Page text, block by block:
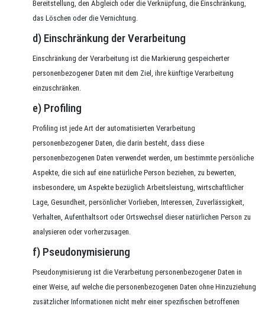
Bereitstellung, den Abgleich oder die Verknüpfung, die Einschränkung,
das Löschen oder die Vernichtung.
d) Einschränkung der Verarbeitung
Einschränkung der Verarbeitung ist die Markierung gespeicherter
personenbezogener Daten mit dem Ziel, ihre künftige Verarbeitung
einzuschränken.
e) Profiling
Profiling ist jede Art der automatisierten Verarbeitung
personenbezogener Daten, die darin besteht, dass diese
personenbezogenen Daten verwendet werden, um bestimmte persönliche
Aspekte, die sich auf eine natürliche Person beziehen, zu bewerten,
insbesondere, um Aspekte bezüglich Arbeitsleistung, wirtschaftlicher
Lage, Gesundheit, persönlicher Vorlieben, Interessen, Zuverlässigkeit,
Verhalten, Aufenthaltsort oder Ortswechsel dieser natürlichen Person zu
analysieren oder vorherzusagen.
f) Pseudonymisierung
Pseudonymisierung ist die Verarbeitung personenbezogener Daten in
einer Weise, auf welche die personenbezogenen Daten ohne Hinzuziehung
zusätzlicher Informationen nicht mehr einer spezifischen betroffenen